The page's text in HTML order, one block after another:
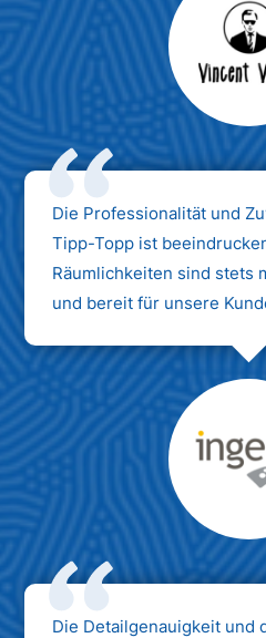
Max
Die Professionalität und
Tipp-Topp ist
Räumlichkeiten sind stets
und bereit für unsere
Max
Die Detailgenauigkeit und